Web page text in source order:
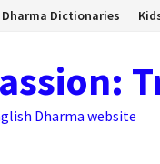
Dharma Dictionaries
Dharma website